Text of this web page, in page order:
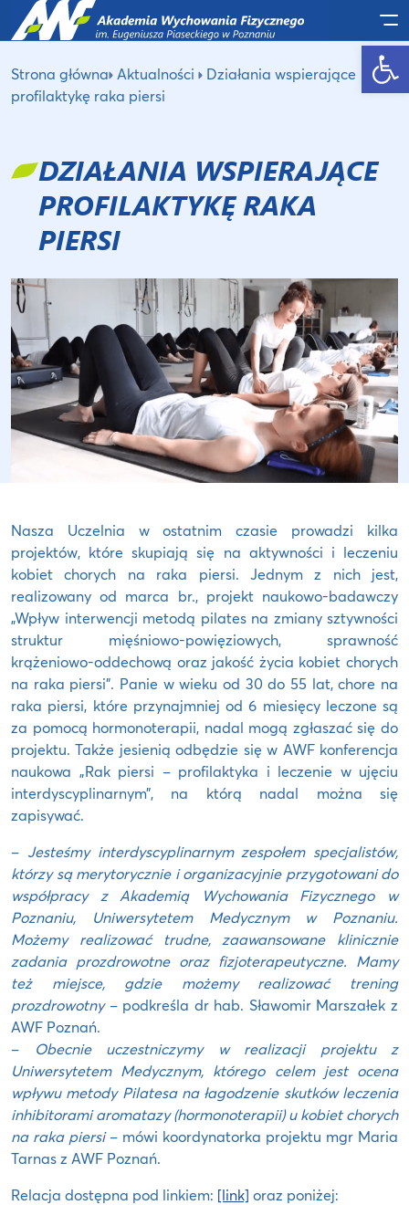
Otwórz pasek narzędzi
Strona główna Aktualności
Działania wspierające
profilaktykę raka piersi
DZIAŁANIA WSPIERAJĄCE
PROFILAKTYKĘ RAKA
PIERSI
Nasza Uczelnia w ostatnim czasie prowadzi kilka
projektów, które skupiają się na aktywności i leczeniu
kobiet chorych na raka piersi. Jednym z nich jest,
realizowany od marca br., projekt naukowo-badawczy
„Wpływ interwencji metodą pilates na zmiany sztywności
struktur mięśniowo-powięziowych, sprawność
krążeniowo-oddechową oraz jakość życia kobiet chorych
na raka piersi”. Panie w wieku od 30 do 55 lat, chore na
raka piersi, które przynajmniej od 6 miesięcy leczone są
za pomocą hormonoterapii, nadal mogą zgłaszać się do
projektu. Także jesienią odbędzie się w AWF konferencja
naukowa „Rak piersi – profilaktyka i leczenie w ujęciu
interdyscyplinarnym”, na którą nadal można się
zapisywać.
– Jesteśmy interdyscyplinarnym zespołem specjalistów,
którzy są merytorycznie i organizacyjnie przygotowani do
współpracy z Akademią Wychowania Fizycznego w
Poznaniu, Uniwersytetem Medycznym w Poznaniu.
Możemy realizować trudne, zaawansowane klinicznie
zadania prozdrowotne oraz fizjoterapeutyczne. Mamy
też miejsce, gdzie możemy realizować trening
prozdrowotny– podkreśla dr hab. Sławomir Marszałek z
AWF Poznań.
–
Obecnie uczestniczymy w realizacji projektu z
Uniwersytetem Medycznym, którego celem jest ocena
wpływu metody Pilatesa na łagodzenie skutków leczenia
inhibitorami aromatazy (hormonoterapii) u kobiet chorych
na raka piersi– mówi koordynatorka projektu mgr Maria
Tarnas z AWF Poznań.
Relacja dostępna pod linkiem: [link] oraz poniżej: